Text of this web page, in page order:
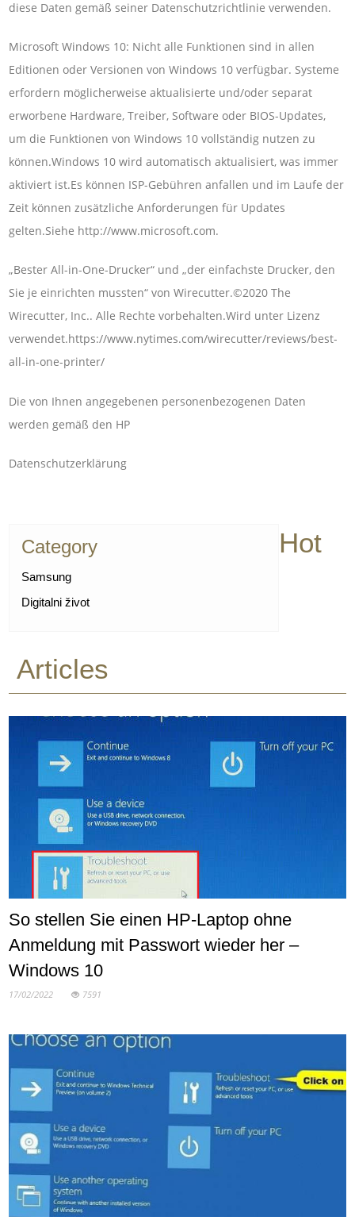
diese Daten gemäß seiner Datenschutzrichtlinie verwenden.
Microsoft Windows 10: Nicht alle Funktionen sind in allen
Editionen oder Versionen von Windows 10 verfügbar. Systeme
erfordern möglicherweise aktualisierte und/oder separat
erworbene Hardware, Treiber, Software oder BIOS-Updates,
um die Funktionen von Windows 10 vollständig nutzen zu
können.Windows 10 wird automatisch aktualisiert, was immer
aktiviert ist.Es können ISP-Gebühren anfallen und im Laufe der
Zeit können zusätzliche Anforderungen für Updates
gelten.Siehe http://www.microsoft.com.
„Bester All-in-One-Drucker“ und „der einfachste Drucker, den
Sie je einrichten mussten“ von Wirecutter.©2020 The
Wirecutter, Inc.. Alle Rechte vorbehalten.Wird unter Lizenz
verwendet.https://www.nytimes.com/wirecutter/reviews/best-
all-in-one-printer/
Die von Ihnen angegebenen personenbezogenen Daten
werden gemäß den HP
Datenschutzerklärung
Category
Samsung
Digitalni život
Hot
Articles
So stellen Sie einen HP-Laptop ohne
Anmeldung mit Passwort wieder her –
Windows 10
17/02/2022 7591